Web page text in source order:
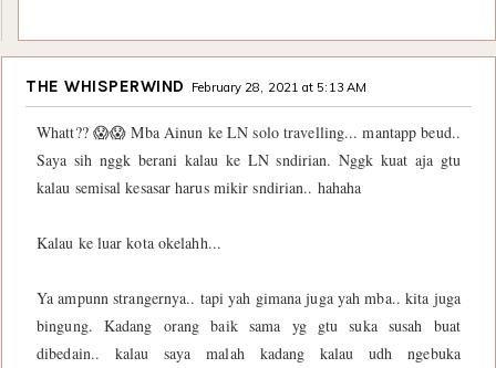
THE WHISPERWIND February 28, 2021 at 5:13 AM
Whatt?? 😱😱 Mba Ainun ke LN solo travelling... mantapp beud..
Saya sih nggk berani kalau ke LN sndirian. Nggk kuat aja gtu
kalau semisal kesasar harus mikir sndirian.. hahaha
Kalau ke luar kota okelahh...
Ya ampunn strangernya.. tapi yah gimana juga yah mba.. kita juga
bingung. Kadang orang baik sama yg gtu suka susah buat
dibedain.. kalau saya malah kadang kalau udh ngebuka